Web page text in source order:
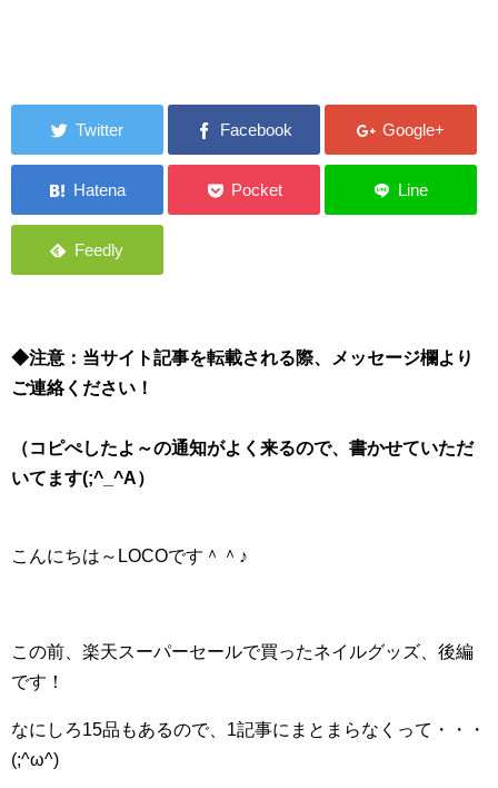
◆注意：当サイト記事を転載される際、メッセージ欄より
ご連絡ください！
（コピぺしたよ～の通知がよく来るので、書かせていただ
いてます(;^_^A）
こんにちは～LOCOです＾＾♪
この前、楽天スーパーセールで買ったネイルグッズ、後編
です！
なにしろ15品もあるので、1記事にまとまらなくって・・・
(;^ω^)